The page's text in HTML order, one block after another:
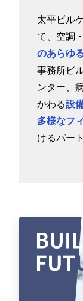
太平ビル
て、空調
のあらゆ
事務所ビ
ンター、
かわる設
多様なフ
けるパー